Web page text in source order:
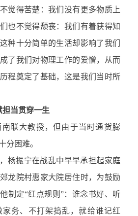
觉得苦楚：我们没有更多物质上
也不觉得颓丧：我们有着获得知
种十分简单的生活却影响了我们
了我们对物理工作的爱憎，从而
程奠定了基础，这是我们当时所
当贯穿一生
南联大教授，但由于当时通货膨
分困难。
杨振宁在战乱中早早承担起家庭
龙院村惠家大院居住时，为鼓励
制定“红点规则”：谁念书好、听
家务、不打架捣乱，就给谁记红